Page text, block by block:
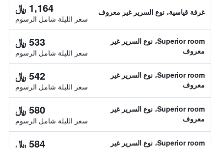
غرفة قياسية، نوع السرير غير معروف 1,164 ﷼
سعر الليلة شامل الرسوم
Superior room، نوع السرير غير
معروف
533 ﷼
سعر الليلة شامل الرسوم
Superior room، نوع السرير غير
معروف
542 ﷼
سعر الليلة شامل الرسوم
Superior room، نوع السرير غير
معروف
580 ﷼
سعر الليلة شامل الرسوم
Superior room، نوع السرير غير
584 ﷼